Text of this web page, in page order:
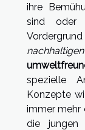
ihre
sind oder
spezielle
Konzepte
immer mehr
die jungen